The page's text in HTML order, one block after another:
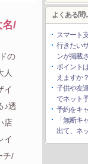
名/
の
人
イ
♪透
店
イ
チ/
よくある問
スマート
行きたい
ンが掲載
ポイント
えますか？
子供や友
でネット
予約をキ
「無断キ
出て、ネ